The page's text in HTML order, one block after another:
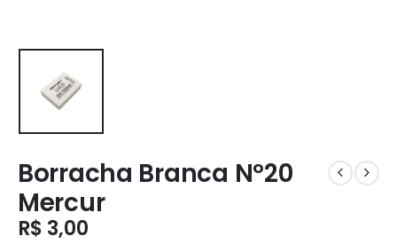
Borracha Branca Nº20
Mercur
R$ 3,00